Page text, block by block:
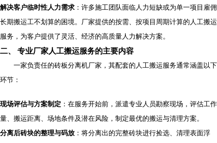
解决客户临时性人力需求 ：许多施工团队面临人力短缺或为单一项目雇佣
长期搬运工不划算的困境。厂家提供的按需、按项目周期计算的人工搬运
服务，为客户提供了灵活、经济的高质量人力解决方案。
二、 专业厂家人工搬运服务的主要内容
一家负责任的砖板分离机厂家，其配套的人工搬运服务通常涵盖以下
环节：
现场评估与方案制定 ：在服务开始前，派遣专业人员勘察现场，评估工作
量、搬运距离、场地条件及潜在风险，制定最优的搬运与清理方案。
分离后砖块的整理与码放 ：将分离出的完整砖块进行捡选、清理表面浮